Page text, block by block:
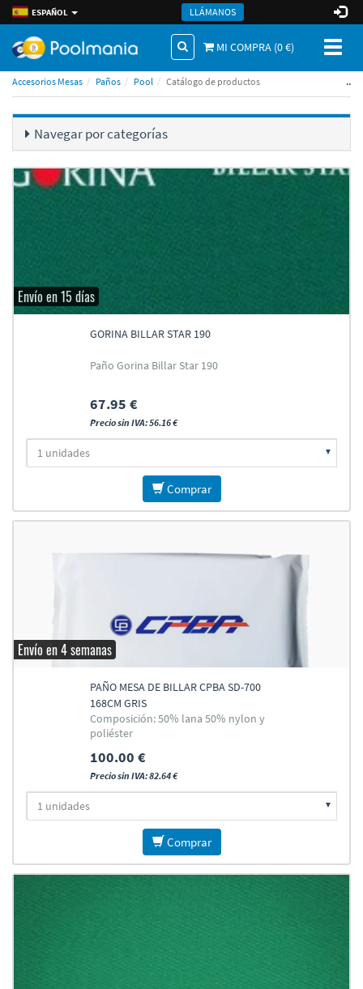
ESPAÑOL LLÁMANOS
MI COMPRA (0€)
Accesorios Mesas Paños Pool Catálogo de productos ..
Navegar por categorí­as
Envío en 15 días
GORINA BILLAR STAR 190
Paño Gorina Billar Star 190
67.95 €
Precio sin IVA: 56.16 €
Comprar
Envío en 4 semanas
PAÑO MESA DE BILLAR CPBA SD-700
168CM GRIS
Composición: 50% lana 50% nylon y
poliéster
100.00 €
Precio sin IVA: 82.64 €
Comprar